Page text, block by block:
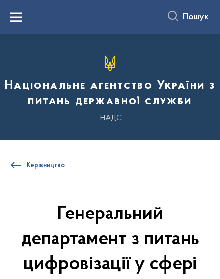
вмістуMenu Пошук
Національне агентство України з
питань державної служби
НАДС
Керівництво
Генеральний
департамент з питань
цифровізації у сфері